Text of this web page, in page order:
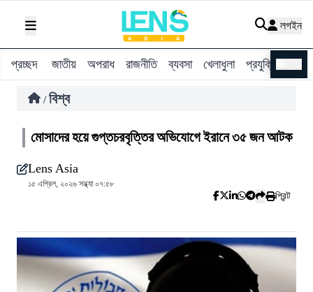
লগইন
প্রচ্ছদ জাতীয় অপরাধ রাজনীতি ব্যবসা খেলাধুলা প্রযুক্তি
/ বিশ্ব
মোসাদের হয়ে গুপ্তচরবৃত্তির অভিযোগে ইরানে ৩৫ জন আটক
Lens Asia
১৫ এপ্রিল, ২০২৬ সন্ধ্যা ০৭:৫৮
প্রিন্ট